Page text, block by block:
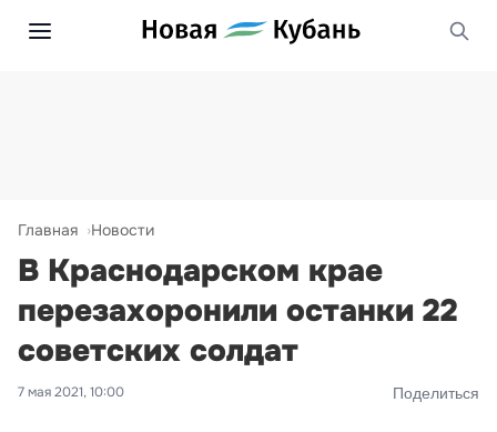
Главная Новости
В Краснодарском крае
перезахоронили останки 22
советских солдат
7 мая 2021, 10:00 Поделиться